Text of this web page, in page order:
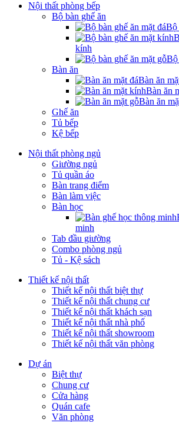
Nội thất phòng bếp
Bộ bàn ghế ăn
Bộ
kính
Bộ
Bàn ăn
Bàn ăn
Bàn ăn
Bàn ăn
Ghế ăn
Tủ bếp
Kệ bếp
Nội thất phòng ngủ
Giường ngủ
Tủ quần áo
Bàn trang điểm
Bàn làm việc
Bàn học
minh
Tab đầu giường
Combo phòng ngủ
Tủ - Kệ sách
Thiết kế nội thất
Thiết kế nội thất biệt thự
Thiết kế nội thất chung cư
Thiết kế nội thất khách sạn
Thiết kế nội thất nhà phố
Thiết kế nội thất showroom
Thiết kế nội thất văn phòng
Dự án
Biệt thự
Chung cư
Cửa hàng
Quán cafe
Văn phòng